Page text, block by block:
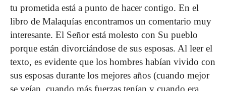
tu prometida está a punto de hacer contigo. En el
libro de Malaquías encontramos un comentario muy
interesante. El Señor está molesto con Su pueblo
porque están divorciándose de sus esposas. Al leer el
texto, es evidente que los hombres habían vivido con
sus esposas durante los mejores años (cuando mejor
se veían, cuando más fuerzas tenían y cuando era